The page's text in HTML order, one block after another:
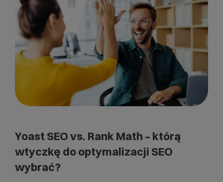
Yoast SEO vs. Rank Math – którą
wtyczkę do optymalizacji SEO
wybrać?